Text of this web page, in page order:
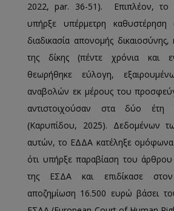
2022, par. 36-51). Επιπλέον, το
υπήρξε υπέρμετρη
διαδικασία απονομής
της δίκης (πέντε χρόνια και
θεωρήθηκε εύλογη,
αναβολών εκ μέρους του
αντιστοιχούσαν στα δύο
(Καρυπίδου, 2025). Δεδομένων
αυτών, το ΕΔΔΑ κατέληξε
ότι υπήρξε παραβίαση του
της ΕΣΔΑ και επιδίκασε
αποζημίωση 16.500 ευρώ βάσει